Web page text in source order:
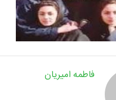
فاطمه امیریان